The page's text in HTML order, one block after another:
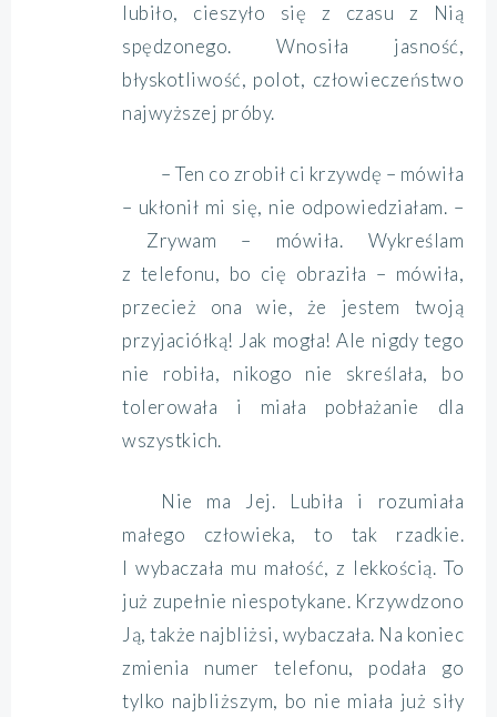
lubiło, cieszyło się z czasu z Nią
spędzonego. Wnosiła jasność,
błyskotliwość, polot, człowieczeństwo
najwyższej próby.
– Ten co zrobił ci krzywdę – mówiła
– ukłonił mi się, nie odpowiedziałam. –
Zrywam – mówiła. Wykreślam
z telefonu, bo cię obraziła – mówiła,
przecież ona wie, że jestem twoją
przyjaciółką! Jak mogła! Ale nigdy tego
nie robiła, nikogo nie skreślała, bo
tolerowała i miała pobłażanie dla
wszystkich.
Nie ma Jej. Lubiła i rozumiała
małego człowieka, to tak rzadkie.
I wybaczała mu małość, z lekkością. To
już zupełnie niespotykane. Krzywdzono
Ją, także najbliżsi, wybaczała. Na koniec
zmienia numer telefonu, podała go
tylko najbliższym, bo nie miała już siły